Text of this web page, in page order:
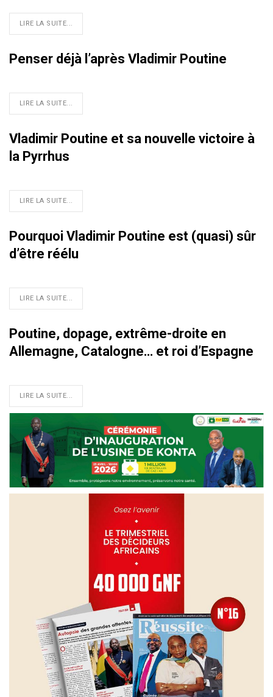
LIRE LA SUITE...
Penser déjà l’après Vladimir Poutine
LIRE LA SUITE...
Vladimir Poutine et sa nouvelle victoire à
la Pyrrhus
LIRE LA SUITE...
Pourquoi Vladimir Poutine est (quasi) sûr
d’être réélu
LIRE LA SUITE...
Poutine, dopage, extrême-droite en
Allemagne, Catalogne… et roi d’Espagne
LIRE LA SUITE...